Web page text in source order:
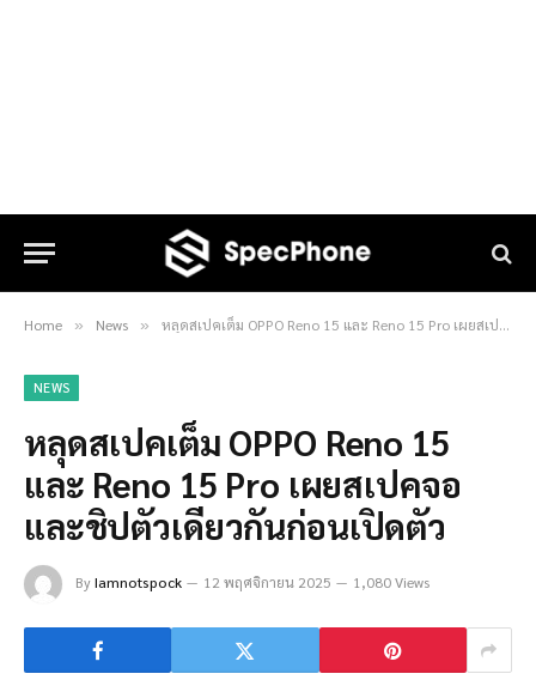
Home » News » หลุดสเปคเต็ม OPPO Reno 15 และ Reno 15 Pro เผยสเปคจอและชิปตัวเดียวกันก่อนเปิดตัว
NEWS
หลุดสเปคเต็ม OPPO Reno 15
และ Reno 15 Pro เผยสเปคจอ
และชิปตัวเดียวกันก่อนเปิดตัว
ByIamnotspock 12 พฤศจิกายน 2025 1,080 Views